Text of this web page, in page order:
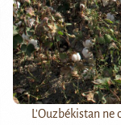
L'Ouzbékistan